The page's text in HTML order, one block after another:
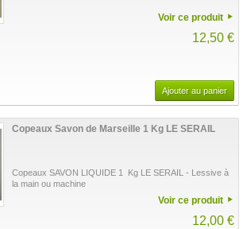
Voir ce produit
12,50 €
Ajouter au panier
Copeaux Savon de Marseille 1 Kg LE SERAIL
Copeaux SAVON LIQUIDE 1 Kg LE SERAIL - Lessive à
la main ou machine
Voir ce produit
12,00 €